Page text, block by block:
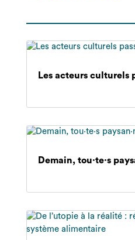
Les acteurs culturels
Demain, tou·te·s